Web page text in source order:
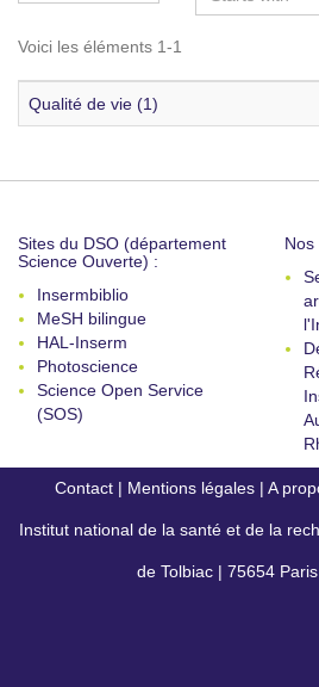
Voici les éléments 1-1
Qualité de vie (1)
Sites du DSO (département
Science Ouverte) :
Insermbiblio
MeSH bilingue
HAL-Inserm
Photoscience
Science Open Service
(SOS)
Nos
Contact | Mentions légales | A
conforme)
Institut national de la santé et de la
de Tolbiac | 75654